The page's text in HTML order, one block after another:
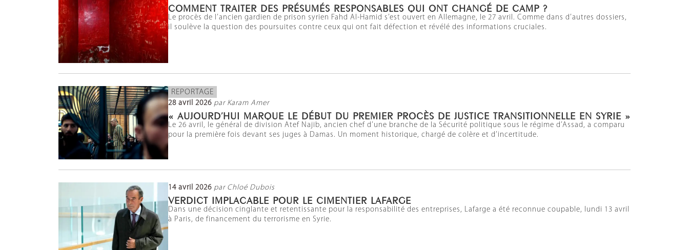
COMMENT TRAITER DES PRÉSUMÉS RESPONSABLES QUI ONT CHANGÉ DE CAMP ?
Le procès de l’ancien gardien de prison syrien Fahd Al-Hamid s’est ouvert en Allemagne, le 27 avril. Comme dans d’autres dossiers,
il soulève la question des poursuites contre ceux qui ont fait défection et révélé des informations cruciales.
REPORTAGE
28 avril 2026 par Karam Amer
« AUJOURD’HUI MARQUE LE DÉBUT DU PREMIER PROCÈS DE JUSTICE TRANSITIONNELLE EN SYRIE »
Le 26 avril, le général de division Atef Najib, ancien chef d’une branche de la Sécurité politique sous le régime d’Assad, a comparu
pour la première fois devant ses juges à Damas. Un moment historique, chargé de colère et d’incertitude.
14 avril 2026 par Chloé Dubois
VERDICT IMPLACABLE POUR LE CIMENTIER LAFARGE
Dans une décision cinglante et retentissante pour la responsabilité des entreprises, Lafarge a été reconnue coupable, lundi 13 avril
à Paris, de financement du terrorisme en Syrie.